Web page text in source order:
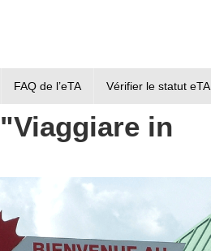
FAQ de l’eTA Vérifier le statut eTA
in